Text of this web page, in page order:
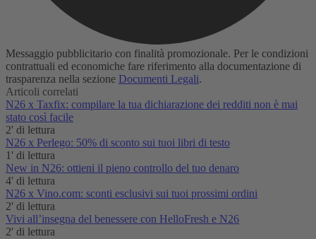
Messaggio pubblicitario con finalità promozionale. Per le condizioni
contrattuali ed economiche fare riferimento alla documentazione di
trasparenza nella sezione Documenti Legali.
Articoli correlati
N26 x Taxfix: compilare la tua dichiarazione dei redditi non è mai
stato così facile
2' di lettura
N26 x Perlego: 50% di sconto sui tuoi libri di testo
1' di lettura
New in N26: ottieni il pieno controllo del tuo denaro
4' di lettura
N26 x Vino.com: sconti esclusivi sui tuoi prossimi ordini
2' di lettura
Vivi all’insegna del benessere con HelloFresh e N26
2' di lettura